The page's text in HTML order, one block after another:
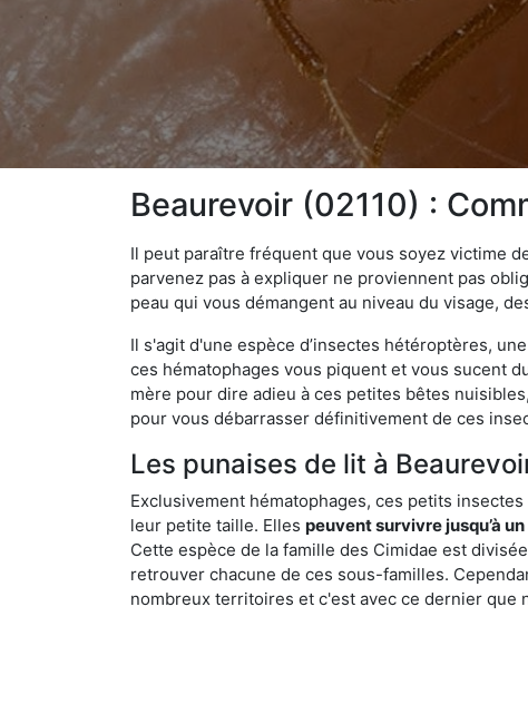
Beaurevoir (02110) :
Il peut paraître fréquent que vous soyez victime
parvenez pas à expliquer ne proviennent pas
peau qui vous démangent au niveau du visage,
Il s'agit d'une espèce d’insectes hétéroptères,
ces hématophages vous piquent et vous sucent
mère pour dire adieu à ces petites bêtes
pour vous débarrasser définitivement de ces
Les punaises de lit à
Exclusivement hématophages, ces petits
leur petite taille. Elles peuvent survivre jusqu’à
Cette espèce de la famille des Cimidae est
retrouver chacune de ces sous-familles.
nombreux territoires et c'est avec ce dernier